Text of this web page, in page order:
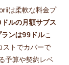
は柔軟な料金プ
ルの月額サブス
ンは99ドルこ
ストでカバーで
予算や契約レベ